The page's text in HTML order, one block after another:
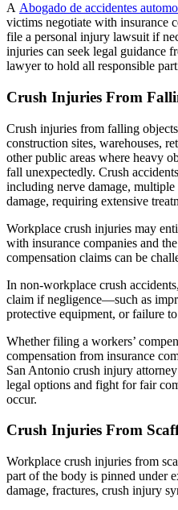
A Abogado de accidentes
victims negotiate with insurance
file a personal injury lawsuit if
injuries can seek legal guidance
lawyer to hold all responsible
Crush Injuries From
Crush injuries from falling
construction sites, warehouses,
other public areas where heavy
fall unexpectedly. Crush
including nerve damage, multiple
damage, requiring extensive
Workplace crush injuries may
with insurance companies and
compensation claims can be
In non-workplace crush
claim if negligence—such as
protective equipment, or failure
Whether filing a workers’
compensation from insurance
San Antonio crush injury
legal options and fight for fair
occur.
Crush Injuries From
Workplace crush injuries from
part of the body is pinned under
damage, fractures, crush injury